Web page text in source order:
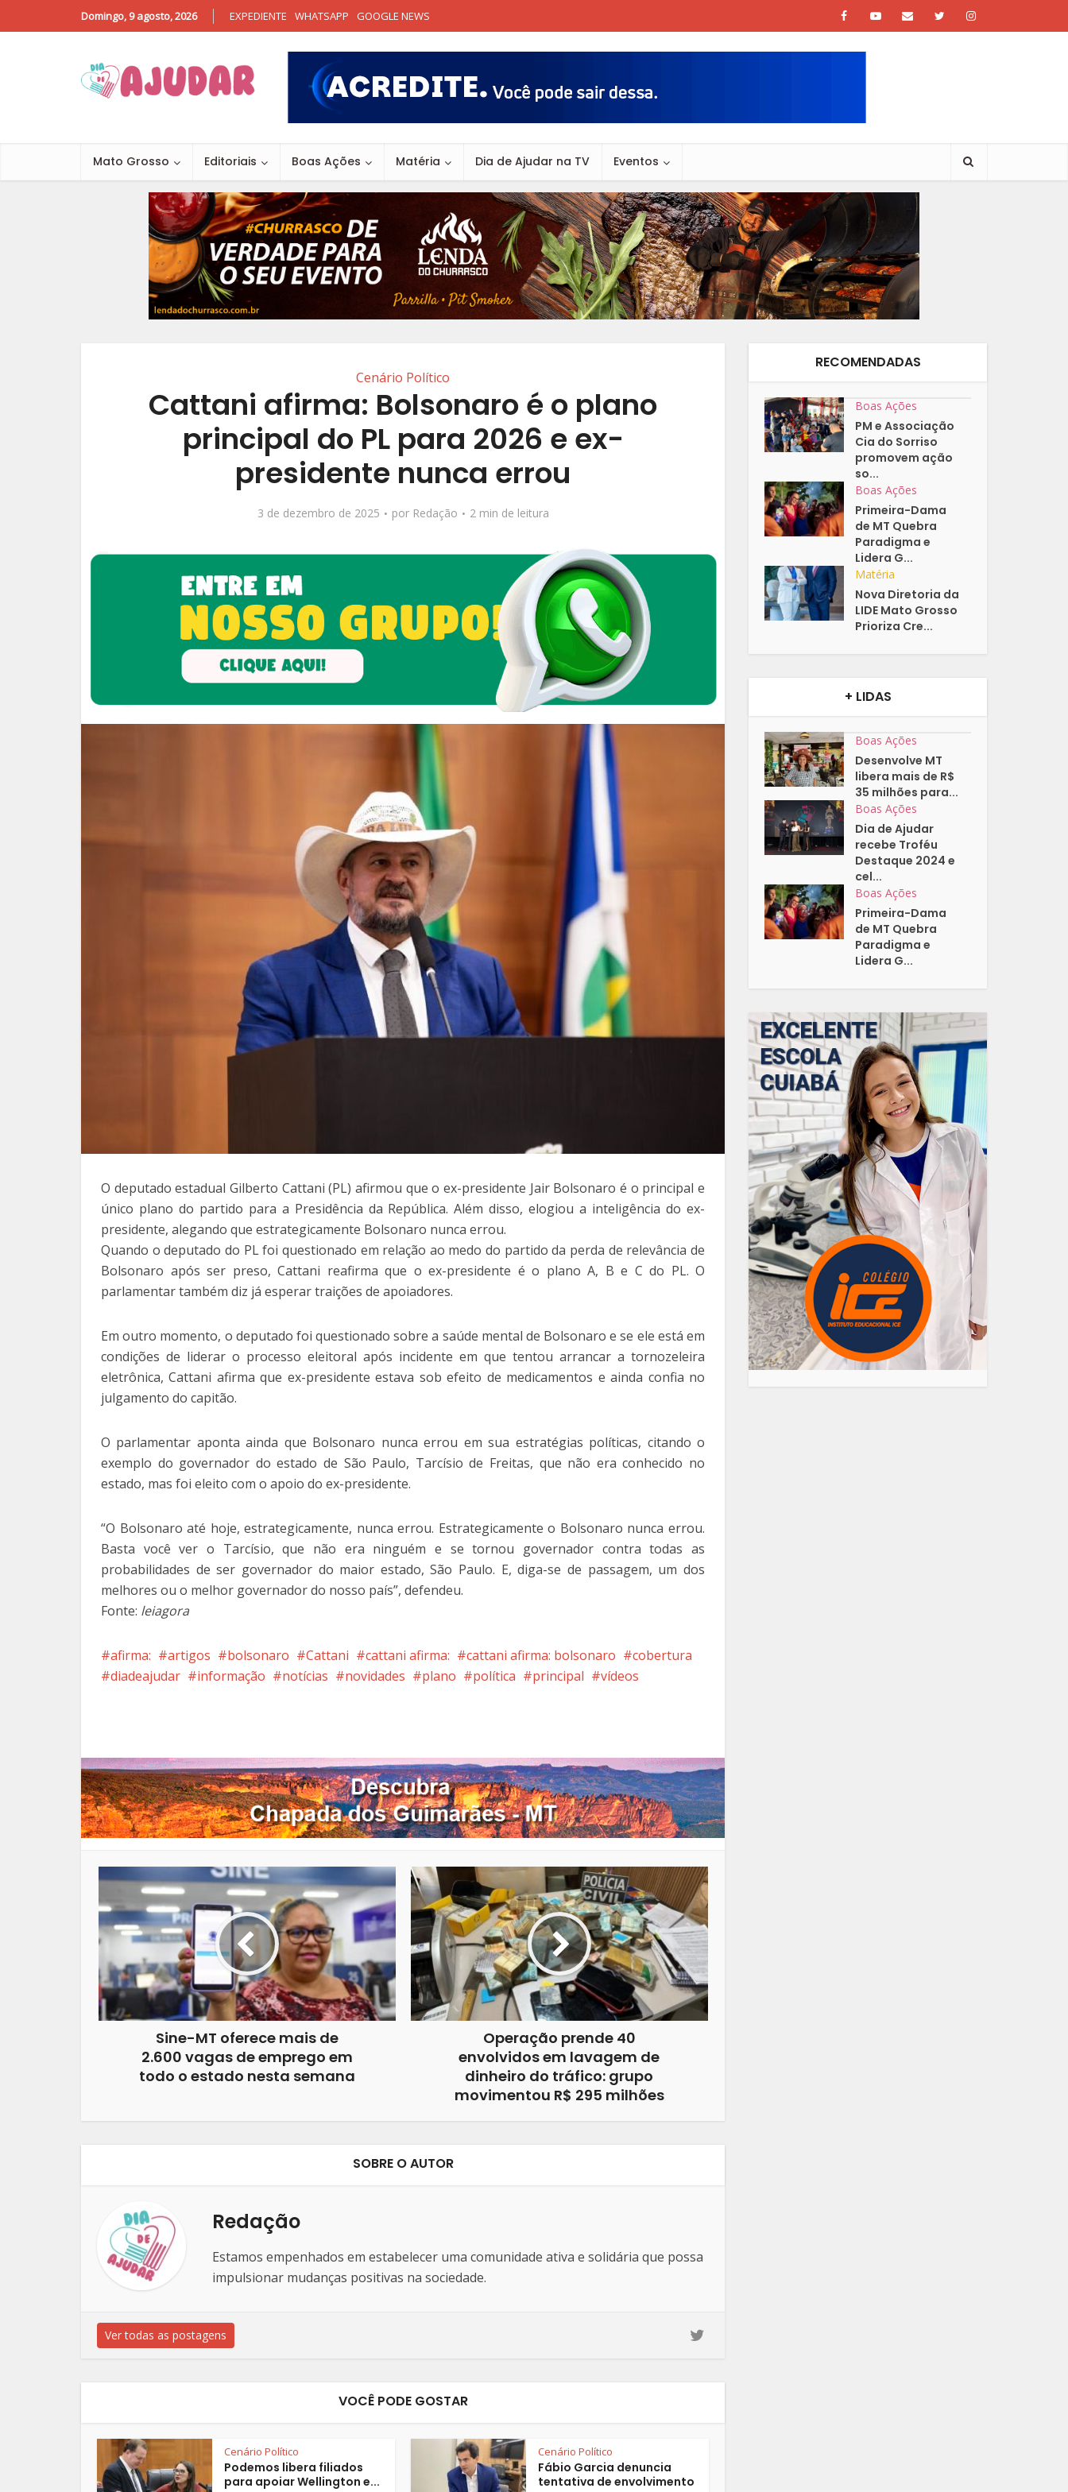
Domingo, 9 agosto, 2026 EXPEDIENTE WHATSAPP GOOGLE NEWS
Mato Grosso Editoriais Boas Ações Matéria Dia de Ajudar na TV Eventos
Cenário Político
Cattani afirma: Bolsonaro é o plano
principal do PL para 2026 e ex-
presidente nunca errou
3 de dezembro de 2025 por Redação 2 min de leitura
O deputado estadual Gilberto Cattani (PL) afirmou que o ex-presidente Jair Bolsonaro é o principal e
único plano do partido para a Presidência da República. Além disso, elogiou a inteligência do ex-
presidente, alegando que estrategicamente Bolsonaro nunca errou.
Quando o deputado do PL foi questionado em relação ao medo do partido da perda de relevância de
Bolsonaro após ser preso, Cattani reafirma que o ex-presidente é o plano A, B e C do PL. O
parlamentar também diz já esperar traições de apoiadores.
Em outro momento, o deputado foi questionado sobre a saúde mental de Bolsonaro e se ele está em
condições de liderar o processo eleitoral após incidente em que tentou arrancar a tornozeleira
eletrônica, Cattani afirma que ex-presidente estava sob efeito de medicamentos e ainda confia no
julgamento do capitão.
O parlamentar aponta ainda que Bolsonaro nunca errou em sua estratégias políticas, citando o
exemplo do governador do estado de São Paulo, Tarcísio de Freitas, que não era conhecido no
estado, mas foi eleito com o apoio do ex-presidente.
“O Bolsonaro até hoje, estrategicamente, nunca errou. Estrategicamente o Bolsonaro nunca errou.
Basta você ver o Tarcísio, que não era ninguém e se tornou governador contra todas as
probabilidades de ser governador do maior estado, São Paulo. E, diga-se de passagem, um dos
melhores ou o melhor governador do nosso país”, defendeu.
Fonte: leiagora
afirma: artigos bolsonaro Cattani cattani afirma: cattani afirma: bolsonaro
cobertura
diadeajudar
informação notícias novidades plano política principal vídeos
Sine-MT oferece mais de
2.600 vagas de emprego em
todo o estado nesta semana
Operação prende 40
envolvidos em lavagem de
dinheiro do tráfico: grupo
movimentou R$ 295 milhões
SOBRE O AUTOR
Redação
Estamos empenhados em estabelecer uma comunidade ativa e solidária que possa
impulsionar mudanças positivas na sociedade.
Ver todas as postagens
VOCÊ PODE GOSTAR
Cenário Político
Podemos libera filiados
para apoiar Wellington e...
Cenário Político
Fábio Garcia denuncia
tentativa de envolvimento
RECOMENDADAS
Boas Ações
PM e Associação
Cia do Sorriso
promovem ação
so...
Boas Ações
Primeira-Dama
de MT Quebra
Paradigma e
Lidera G...
Matéria
Nova Diretoria da
LIDE Mato Grosso
Prioriza Cre...
+ LIDAS
Boas Ações
Desenvolve MT
libera mais de R$
35 milhões para...
Boas Ações
Dia de Ajudar
recebe Troféu
Destaque 2024 e
cel...
Boas Ações
Primeira-Dama
de MT Quebra
Paradigma e
Lidera G...